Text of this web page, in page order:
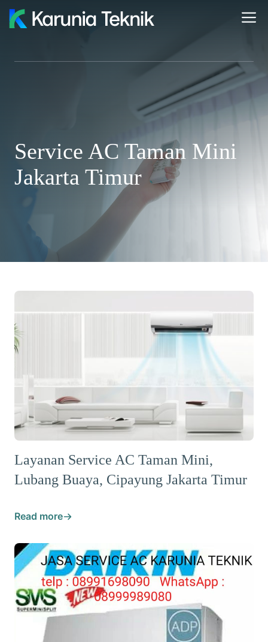
Skip
Service AC Taman Mini
Jakarta Timur
Layanan Service AC Taman Mini,
Lubang Buaya, Cipayung Jakarta Timur
Read more